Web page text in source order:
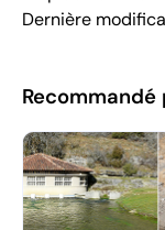
Dernière